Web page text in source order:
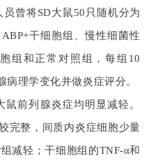
员曾将SD大鼠50只随机分为
干细胞组、慢性细菌性
组和正常对照组，每组10
理学变化并做炎症评分。
鼠前列腺炎症均明显减轻。
完整，间质内炎症细胞少量
减轻；干细胞组的TNF-α和